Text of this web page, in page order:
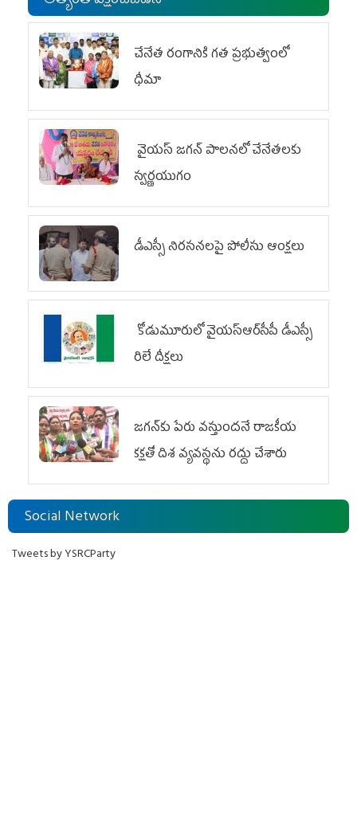
చేనేత రంగానికి గత ప్రభుత్వంలో
ధీమా
వైయ‌స్ జగన్ పాలనలో చేనేతలకు
స్వర్ణయుగం
డీఎస్సీ నిరసనలపై పోలీసు ఆంక్షలు
కోడుమూరులో వైయ‌స్ఆర్‌సీపీ డీఎస్సీ
రిలే దీక్షలు
జగన్‌కు పేరు వస్తుందనే రాజకీయ
కక్షతో దిశ వ్య‌వ‌స్థ‌ను రద్దు చేశారు
Social Network
Tweets by YSRCParty